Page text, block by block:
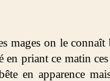
mages on le
en priant ce matin ces
en apparence